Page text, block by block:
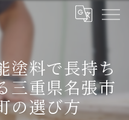
塗料で長持ち
三重県名張市
の選び方